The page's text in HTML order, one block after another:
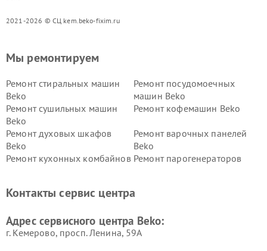
2021-2026 © СЦ kem.beko-fixim.ru
Мы ремонтируем
Ремонт стиральных машин
Beko
Ремонт посудомоечных
машин Beko
Ремонт сушильных машин
Beko
Ремонт кофемашин Beko
Ремонт духовых шкафов
Beko
Ремонт варочных панелей
Beko
Ремонт кухонных комбайнов Ремонт парогенераторов
Ремонт холодильников Beko Ремонт морозильных камер
Контакты сервис центра
Адрес сервисного центра Beko:
г. Кемерово, просп. Ленина, 59А